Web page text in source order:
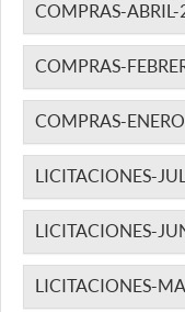
COMPRAS-
COMPRAS-
COMPRAS-
LICITACIONES-
LICITACIONES-
LICITACIONES-